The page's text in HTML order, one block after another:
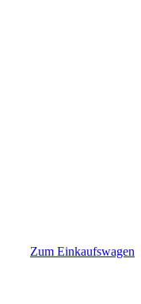
Zum Einkaufswagen